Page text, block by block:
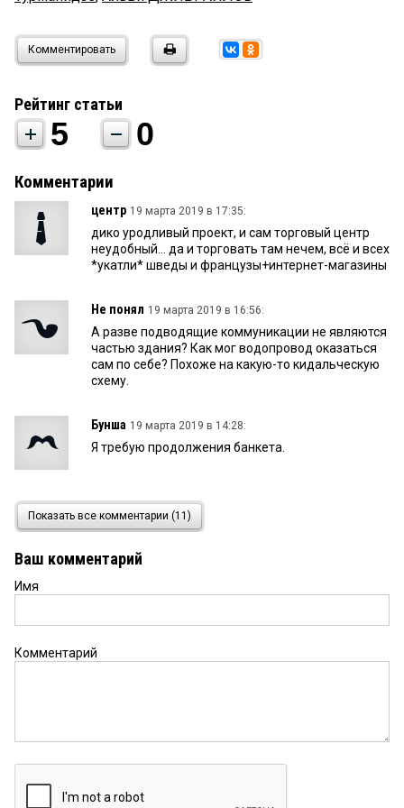
Комментировать
Рейтинг статьи
5 0
Комментарии
центр 19 марта 2019 в 17:35:
дико уродливый проект, и сам торговый центр
неудобный... да и торговать там нечем, всё и всех
*укатли* шведы и французы+интернет-магазины
Не понял 19 марта 2019 в 16:56:
А разве подводящие коммуникации не являются
частью здания? Как мог водопровод оказаться
сам по себе? Похоже на какую-то кидальческую
схему.
Бунша 19 марта 2019 в 14:28:
Я требую продолжения банкета.
Рабинович 18 марта 2019 в 16:43:
Это голова! Я бы ему палец в рот не положил.
Бывалому 18 марта 2019 в 16:41:
омич 18 марта 2019 в 16:04:
хозяина, и так везде!
Показать все комментарии (11)
Ваш комментарий
Имя
Комментарий